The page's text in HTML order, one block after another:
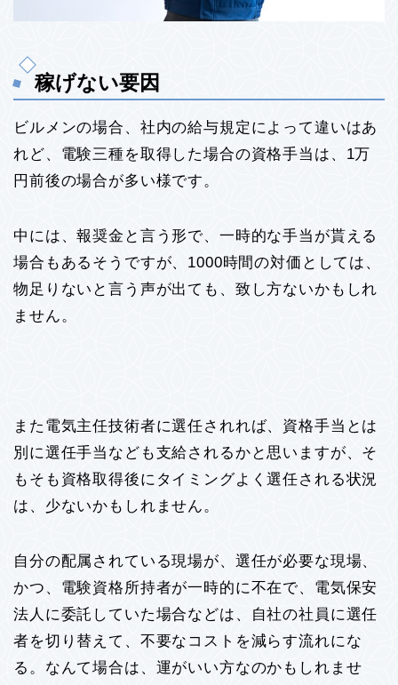
稼げない要因
ビルメンの場合、社内の給与規定によって違いはあ
れど、電験三種を取得した場合の資格手当は、1万
円前後の場合が多い様です。
中には、報奨金と言う形で、一時的な手当が貰える
場合もあるそうですが、1000時間の対価としては、
物足りないと言う声が出ても、致し方ないかもしれ
ません。
また電気主任技術者に選任されれば、資格手当とは
別に選任手当なども支給されるかと思いますが、そ
もそも資格取得後にタイミングよく選任される状況
は、少ないかもしれません。
自分の配属されている現場が、選任が必要な現場、
かつ、電験資格所持者が一時的に不在で、電気保安
法人に委託していた場合などは、自社の社員に選任
者を切り替えて、不要なコストを減らす流れにな
る。なんて場合は、運がいい方なのかもしれませ